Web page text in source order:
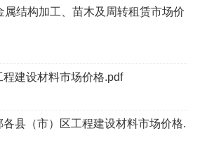
属结构加工、苗木及周转租赁市场价
建设材料市场价格.pdf
县（市）区工程建设材料市场价格.